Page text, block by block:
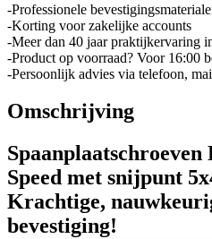
-Professionele
-Korting voor zakelijke accounts
-Meer dan 40 jaar praktijkervaring
-Product op voorraad? Voor 16:00
-Persoonlijk advies via telefoon,
Omschrijving
Speed met snijpunt
Krachtige,
bevestiging!